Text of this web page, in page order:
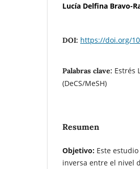
Lucía Delfina Bravo-
DOI: https://doi.org/
Palabras clave: Estrés
(DeCS/MeSH)
Resumen
Objetivo: Este
inversa entre el nivel